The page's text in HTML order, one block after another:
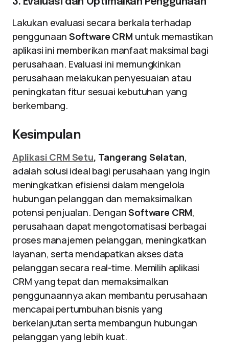
Lakukan evaluasi secara berkala terhadap
penggunaanSoftware CRM untuk memastikan
aplikasi ini memberikan manfaat maksimal bagi
perusahaan. Evaluasi ini memungkinkan
perusahaan melakukan penyesuaian atau
peningkatan fitur sesuai kebutuhan yang
berkembang.
Kesimpulan
Aplikasi CRM Setu, Tangerang Selatan,
adalah solusi ideal bagi perusahaan yang ingin
meningkatkan efisiensi dalam mengelola
hubungan pelanggan dan memaksimalkan
potensi penjualan. DenganSoftware CRM,
perusahaan dapat mengotomatisasi berbagai
proses manajemen pelanggan, meningkatkan
layanan, serta mendapatkan akses data
pelanggan secara real-time. Memilih aplikasi
CRM yang tepat dan memaksimalkan
penggunaannya akan membantu perusahaan
mencapai pertumbuhan bisnis yang
berkelanjutan serta membangun hubungan
pelanggan yang lebih kuat.